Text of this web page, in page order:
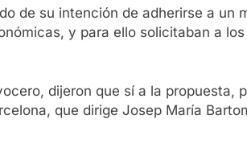
de su intención de adherirse a un
y para ello solicitaban a
dijeron que sí a la
que dirige Josep María